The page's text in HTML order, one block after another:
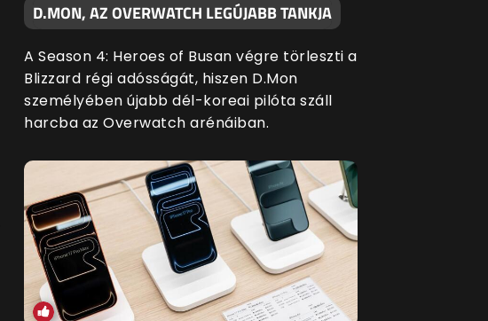
D.MON, AZ OVERWATCH LEGÚJABB TANKJA
A Season 4: Heroes of Busan végre törleszti a
Blizzard régi adósságát, hiszen D.Mon
személyében újabb dél-koreai pilóta száll
harcba az Overwatch arénáiban.